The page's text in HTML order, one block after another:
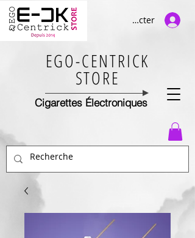
Se connecter
EGO-CENTRICK
STORE
Cigarettes Électroniques